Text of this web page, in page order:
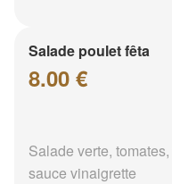
Salade poulet fêta
8.00 €
Salade verte,
sauce vinaigrette